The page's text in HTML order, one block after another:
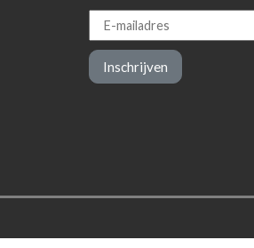
Inschrijven